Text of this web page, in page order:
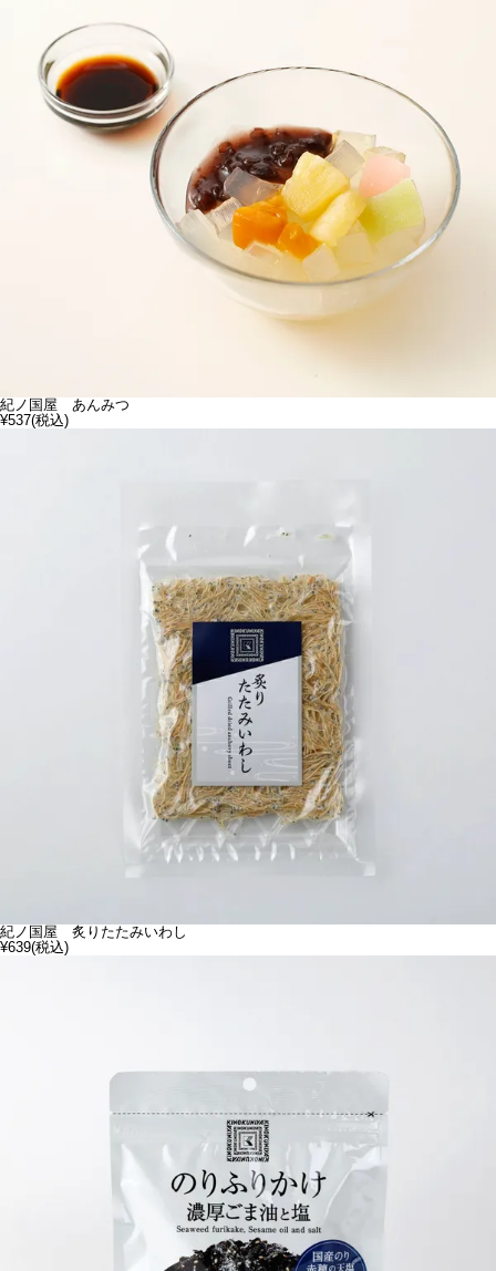
紀ノ国屋 あんみつ
¥537(税込)
紀ノ国屋 炙りたたみいわし
¥639(税込)